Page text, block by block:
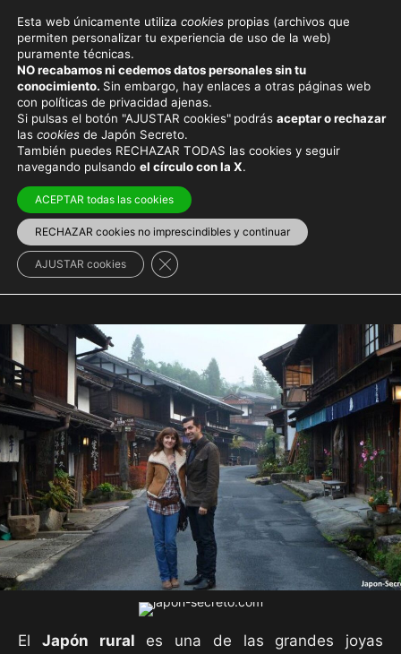
Japón rural
日本の田舎
Lejos de las grandes
ciudades y el turismo de
masas
El Japón rural es una de las grandes joyas
Esta web únicamente utiliza cookies propias (archivos que
permiten personalizar tu experiencia de uso de la web)
puramente técnicas.
NO recabamos ni cedemos datos personales sin tu
conocimiento. Sin embargo, hay enlaces a otras páginas web
con políticas de privacidad ajenas.
Si pulsas el botón "AJUSTAR cookies" podrás aceptar o rechazar
las cookies de Japón Secreto.
También puedes RECHAZAR TODAS las cookies y seguir
navegando pulsando el círculo con la X.
ACEPTAR todas las cookies
RECHAZAR cookies no imprescindibles y continuar
AJUSTAR cookies Cerrar el banner de cookies RGPD